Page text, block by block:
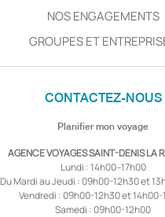
NOS ENGAGEMENTS
GROUPES ET
CONTACTEZ-NOUS
Planifier mon voyage
AGENCE VOYAGES SAINT-DENIS LA
Lundi : 14h00–17h00
Du Mardi au Jeudi : 09h00-12h30 et
Vendredi : 09h00-12h30 et 14h00-
Samedi : 09h00-12h00